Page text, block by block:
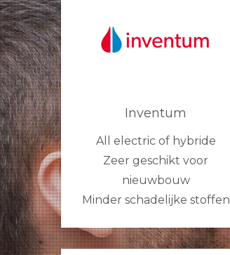
Inventum
All electric of hybride
Zeer geschikt voor
nieuwbouw
Minder schadelijke stoffen